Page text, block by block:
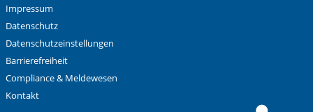
Impressum
Datenschutz
Datenschutzeinstellungen
Barrierefreiheit
Compliance & Meldewesen
Kontakt